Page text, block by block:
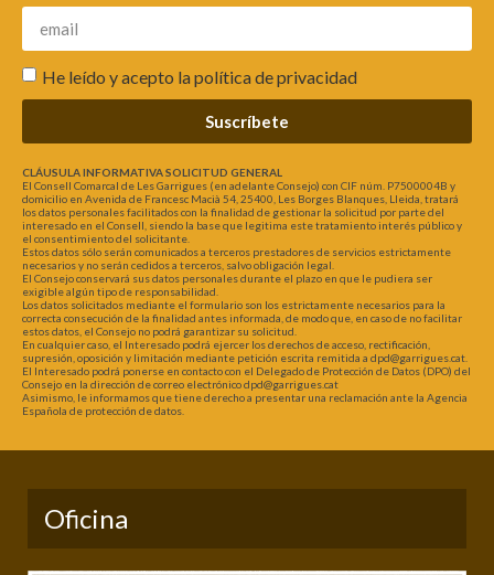
He leído y acepto lapolítica de privacidad
Suscríbete
CLÁUSULA INFORMATIVA SOLICITUD GENERAL
El Consell Comarcal de Les Garrigues (en adelante Consejo) con CIF núm. P7500004B y
domicilio en Avenida de Francesc Macià 54, 25400, Les Borges Blanques, Lleida, tratará
los datos personales facilitados con la finalidad de gestionar la solicitud por parte del
interesado en el Consell, siendo la base que legitima este tratamiento interés público y
el consentimiento del solicitante.
Estos datos sólo serán comunicados a terceros prestadores de servicios estrictamente
necesarios y no serán cedidos a terceros, salvo obligación legal.
El Consejo conservará sus datos personales durante el plazo en que le pudiera ser
exigible algún tipo de responsabilidad.
Los datos solicitados mediante el formulario son los estrictamente necesarios para la
correcta consecución de la finalidad antes informada, de modo que, en caso de no facilitar
estos datos, el Consejo no podrá garantizar su solicitud.
En cualquier caso, el Interesado podrá ejercer los derechos de acceso, rectificación,
supresión, oposición y limitación mediante petición escrita remitida a dpd@garrigues.cat.
El Interesado podrá ponerse en contacto con el Delegado de Protección de Datos (DPO) del
Consejo en la dirección de correo electrónico dpd@garrigues.cat
Asimismo, le informamos que tiene derecho a presentar una reclamación ante la Agencia
Española de protección de datos.
Oficina